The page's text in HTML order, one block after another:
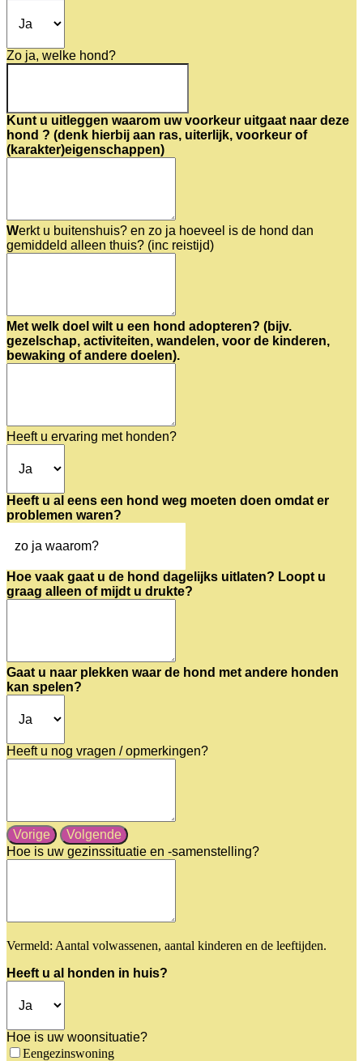
Zo ja, welke hond?
Kunt u uitleggen waarom uw voorkeur uitgaat naar deze
hond ? (denk hierbij aan ras, uiterlijk, voorkeur of
(karakter)eigenschappen)
Werkt u buitenshuis? en zo ja hoeveel is de hond dan
gemiddeld alleen thuis? (inc reistijd)
Met welk doel wilt u een hond adopteren? (bijv.
gezelschap, activiteiten, wandelen, voor de kinderen,
bewaking of andere doelen).
Heeft u ervaring met honden?
Heeft u al eens een hond weg moeten doen omdat er
problemen waren?
Hoe vaak gaat u de hond dagelijks uitlaten? Loopt u
graag alleen of mijdt u drukte?
Gaat u naar plekken waar de hond met andere honden
kan spelen?
Heeft u nog vragen / opmerkingen?
Vorige
Volgende
Hoe is uw gezinssituatie en -samenstelling?
Vermeld: Aantal volwassenen, aantal kinderen en de leeftijden.
Heeft u al honden in huis?
Hoe is uw woonsituatie?
Eengezinswoning